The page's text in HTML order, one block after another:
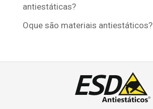
antiestáticas?
Oque são materiais antiestáticos?